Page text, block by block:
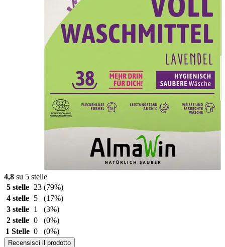
4,8 su 5 stelle
5 stelle
23 (79%)
4 stelle
5
(17%)
3 stelle
1
(3%)
2 stelle 0
(0%)
1 Stelle 0 (0%)
Recensisci il prodotto